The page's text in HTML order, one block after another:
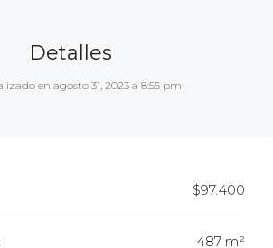
Detalles
en agosto 31, 2023 a 8:55 pm
$97.400
487 m²